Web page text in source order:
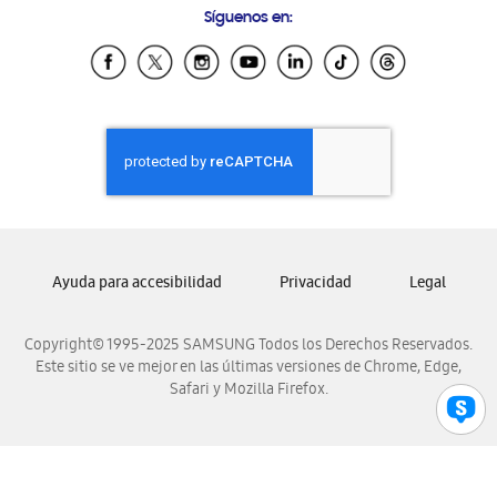
Samsung Ecuador
Samsung El Salvador
Samsung Honduras
Samsung Nicaragua
Samsung Panamá
Samsung Venezuela
Síguenos en:
Copyright© 1995-2025 SAMSUNG Todos los Derechos Reservados.
Este sitio se ve mejor en las últimas versiones de Chrome, Edge,
Safari y Mozilla Firefox.
Ayuda para accesibilidad Privacidad Legal